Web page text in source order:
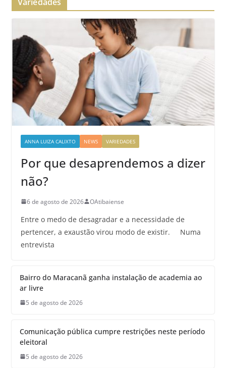
ANNA LUIZA CALIXTO NEWS VARIEDADES
Por que desaprendemos a dizer
não?
6 de agosto de 2026 OAtibaiense
Entre o medo de desagradar e a necessidade de
pertencer, a exaustão virou modo de existir. Numa
entrevista
Bairro do Maracanã ganha instalação de academia ao
ar livre
5 de agosto de 2026
Comunicação pública cumpre restrições neste período
eleitoral
5 de agosto de 2026